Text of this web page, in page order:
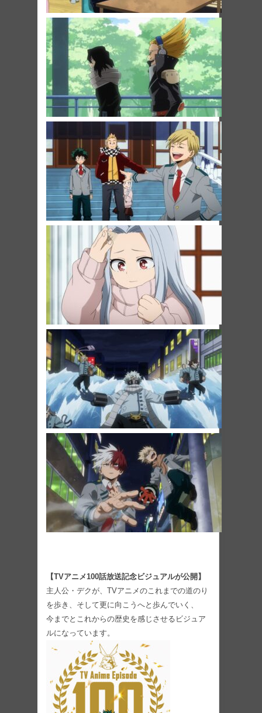
【TVアニメ100話放送記念ビジュアルが公開】
主人公・デクが、TVアニメのこれまでの道のり
を歩き、そして更に向こうへと歩んでいく、
今までとこれからの歴史を感じさせるビジュア
ルになっています。